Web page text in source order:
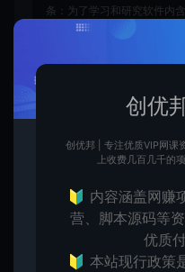
条：为了学习和研究软件内
显示、传输或者存储软件等
载的全部资源（软件）仅限
承担，本平台所属公司及其
务。侵删请致信E-mail：
与每日SOP，驱动营收持续
https://
创优
创优邦 | 专注优质VIP网课
上收费几百几千的
🔰 内容涵盖网赚
营、脚本源码等
优质
🔰 本站现行政策